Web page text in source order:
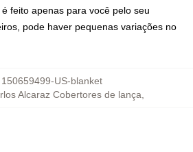
feito apenas para você pelo seu
pode haver pequenas variações no
150659499-US-blanket
Alcaraz Cobertores de lança